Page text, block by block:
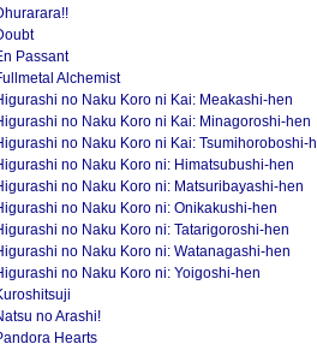
Passant
Alchemist
no Naku Koro ni Kai: Meakashi-hen
no Naku Koro ni Kai: Minagoroshi-hen
no Naku Koro ni Kai: Tsumihoroboshi-
no Naku Koro ni: Himatsubushi-hen
no Naku Koro ni: Matsuribayashi-hen
no Naku Koro ni: Onikakushi-hen
no Naku Koro ni: Tatarigoroshi-hen
no Naku Koro ni: Watanagashi-hen
no Naku Koro ni: Yoigoshi-hen
no Arashi!
Hearts